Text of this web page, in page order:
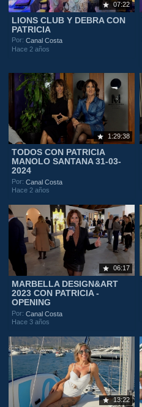
07:22
LIONS CLUB Y DEBRA CON
PATRICIA
Por:Canal Costa
Hace 2 años
1:29:38
TODOS CON PATRICIA
MANOLO SANTANA 31-03-
2024
Por:Canal Costa
Hace 2 años
06:17
MARBELLA DESIGN&ART
2023 CON PATRICIA -
OPENING
Por:Canal Costa
Hace 3 años
13:22